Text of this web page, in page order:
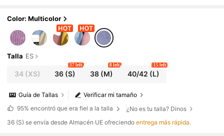
Color: Multicolor
Talla ES
34(XS) 36 (S)
37 left
38(M)
8 left
40/42 (L)
15 left
Verificar mi tamaño
Guía de Tallas
95% encontró que era fiel a la talla
¿No es tu talla? Dinos
​36 (S) se envía desde Almacén UE ofreciendoentrega más rápida.